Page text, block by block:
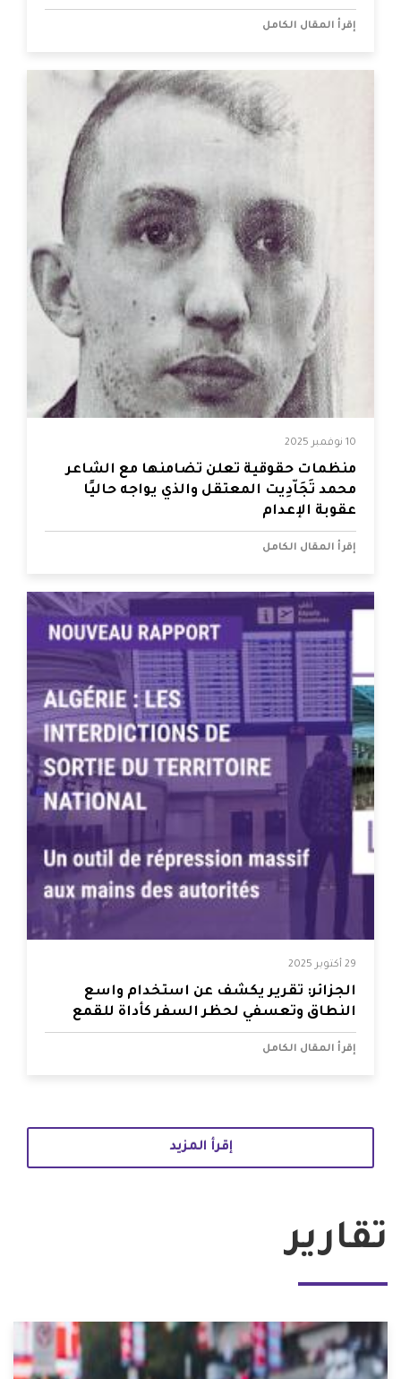
إقرأ المقال الكامل
10 نوفمبر 2025
منظمات حقوقية تعلن تضامنها مع الشاعر
محمد تَجَاّدِيت المعتقل والذي يواجه حاليًا
عقوبة الإعدام
إقرأ المقال الكامل
29 أكتوبر 2025
الجزائر: تقرير يكشف عن استخدام واسع
النطاق وتعسفي لحظر السفر كأداة للقمع
إقرأ المقال الكامل
إقرأ المزيد
تقارير